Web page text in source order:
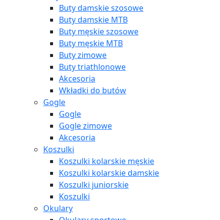
Buty damskie szosowe
Buty damskie MTB
Buty męskie szosowe
Buty męskie MTB
Buty zimowe
Buty triathlonowe
Akcesoria
Wkładki do butów
Gogle
Gogle
Gogle zimowe
Akcesoria
Koszulki
Koszulki kolarskie męskie
Koszulki kolarskie damskie
Koszulki juniorskie
Koszulki
Okulary